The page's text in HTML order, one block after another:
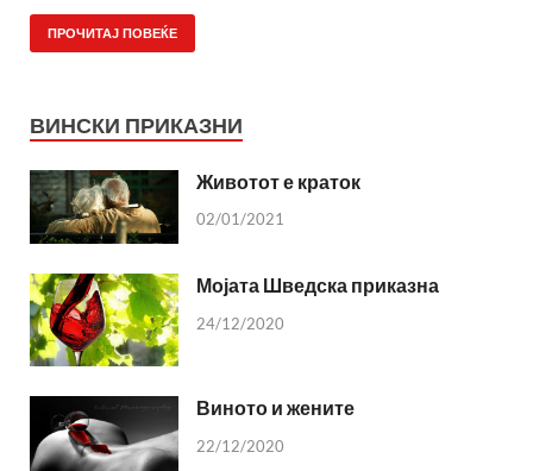
ПРОЧИТАЈ ПОВЕЌЕ
ВИНСКИ ПРИКАЗНИ
Животот е краток
02/01/2021
Мојата Шведска приказна
24/12/2020
Виното и жените
22/12/2020